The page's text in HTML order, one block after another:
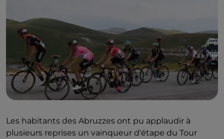
Les habitants des Abruzzes ont pu applaudir à
plusieurs reprises un vainqueur d'étape du Tour